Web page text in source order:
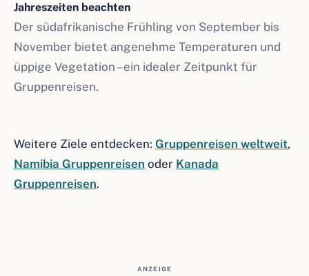
Jahreszeiten beachten
Der südafrikanische Frühling von September bis
November bietet angenehme Temperaturen und
üppige Vegetation – ein idealer Zeitpunkt für
Gruppenreisen.
Weitere Ziele entdecken: Gruppenreisen weltweit,
Namibia Gruppenreisen oder Kanada
Gruppenreisen.
ANZEIGE